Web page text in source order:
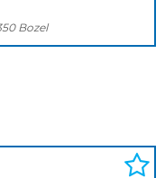
Bozel